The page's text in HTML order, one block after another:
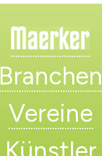
Branchen
Vereine